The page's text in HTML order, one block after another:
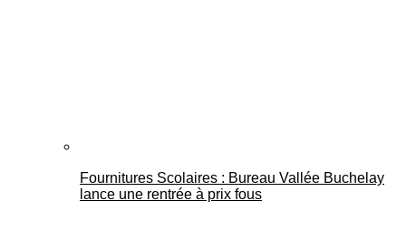
Fournitures Scolaires : Bureau Vallée Buchelay
lance une rentrée à prix fous